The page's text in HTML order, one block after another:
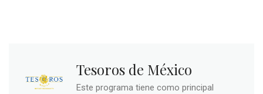
Tesoros de México
Este programa tiene como principal